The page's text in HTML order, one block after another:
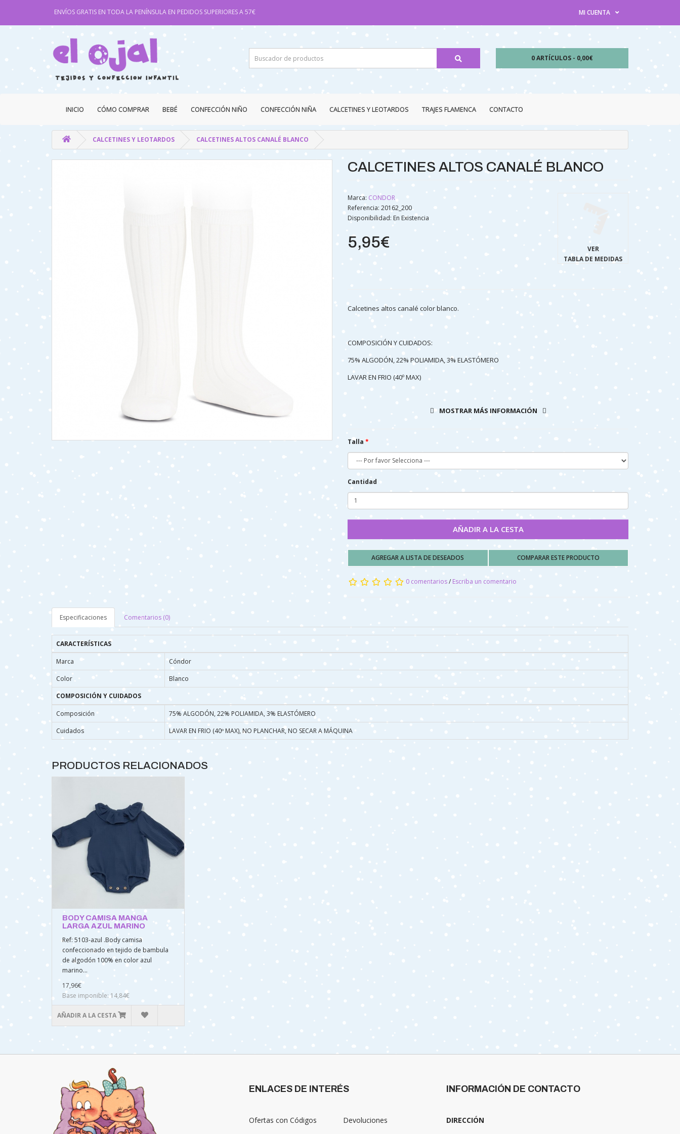
ENVÍOS GRATIS EN TODA LA PENÍNSULA EN PEDIDOS SUPERIORES A 57€ MI CUENTA
0 ARTÍCULOS - 0,00€
INICIO CÓMO COMPRAR BEBÉ CONFECCIÓN NIÑO CONFECCIÓN NIÑA CALCETINES Y LEOTARDOS TRAJES FLAMENCA CONTACTO
CALCETINES Y LEOTARDOS CALCETINES ALTOS CANALÉ BLANCO
CALCETINES ALTOS CANALÉ BLANCO
Marca: CONDOR
Referencia: 20162_200
Disponibilidad: En Existencia
5,95€
VER
TABLA DE MEDIDAS
Calcetines altos canalé color blanco.
COMPOSICIÓN Y CUIDADOS:
75% ALGODÓN, 22% POLIAMIDA, 3% ELASTÓMERO
LAVAR EN FRIO (40º MAX)
MOSTRAR MÁS INFORMACIÓN
Talla
Cantidad
AÑADIR A LA CESTA
AGREGAR A LISTA DE DESEADOS COMPARAR ESTE PRODUCTO
0 comentarios/ Escriba un comentario
Especificaciones Comentarios (0)
CARACTERÍSTICAS
Marca
Cóndor
Color
Blanco
COMPOSICIÓN Y CUIDADOS
Composición
75% ALGODÓN, 22% POLIAMIDA, 3% ELASTÓMERO
Cuidados
LAVAR EN FRIO (40º MAX), NO PLANCHAR, NO SECAR A MÁQUINA
PRODUCTOS RELACIONADOS
BODY CAMISA MANGA
LARGA AZUL MARINO
Ref: 5103-azul .Body camisa
confeccionado en tejido de bambula
de algodón 100% en color azul
marino...
17,96€
Base imponible: 14,84€
AÑADIR A LA CESTA
ENLACES DE INTERÉS
Ofertas con Códigos
Devoluciones
INFORMACIÓN DE CONTACTO
DIRECCIÓN